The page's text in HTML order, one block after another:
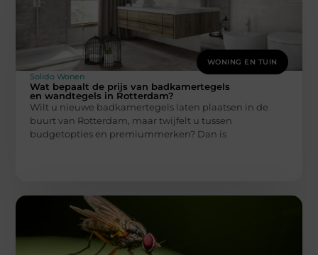
WONING EN TUIN
Solido Wonen
Wat bepaalt de prijs van badkamertegels
en wandtegels in Rotterdam?
Wilt u nieuwe badkamertegels laten plaatsen in de
buurt van Rotterdam, maar twijfelt u tussen
budgetopties en premiummerken? Dan is